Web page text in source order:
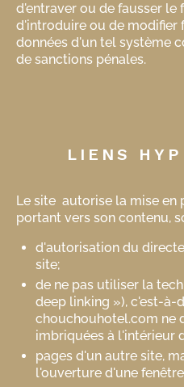
d'entraver ou de fausser le
d'introduire ou de modifier
données d'un tel système
de sanctions pénales.
LIENS
Le site autorise la mise en
portant vers son contenu,
d'autorisation du
site;
de ne pas utiliser la
deep linking »), c'est-à-
chouchouhotel.com ne
imbriquées à l'intérieur
pages d'un autre site,
l'ouverture d'une